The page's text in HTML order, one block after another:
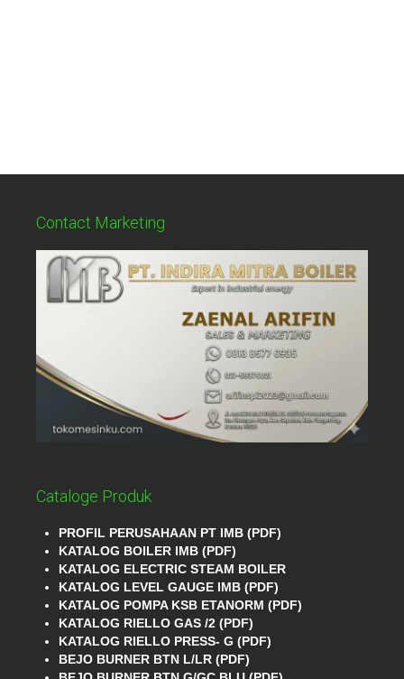
Contact Marketing
Cataloge Produk
PROFIL PERUSAHAAN PT IMB (PDF)
KATALOG BOILER IMB (PDF)
KATALOG ELECTRIC STEAM BOILER
KATALOG LEVEL GAUGE IMB (PDF)
KATALOG POMPA KSB ETANORM (PDF)
KATALOG RIELLO GAS /2 (PDF)
KATALOG RIELLO PRESS- G (PDF)
BEJO BURNER BTN L/LR (PDF)